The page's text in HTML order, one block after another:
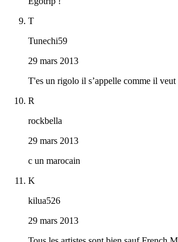
T
Tunechi59
29 mars 2013
T'es un rigolo il s’appelle comme il
R
rockbella
29 mars 2013
c un marocain
K
kilua526
29 mars 2013